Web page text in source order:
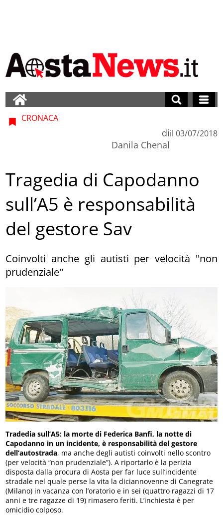
CRONACA
di
Danila Chenal
il 03/07/2018
Tragedia di Capodanno
sull’A5 è responsabilità
del gestore Sav
Coinvolti anche gli autisti per velocità ''non
prudenziale''
Tradedia sull’A5: la morte di Federica Banfi, la notte di
Capodanno in un incidente, è responsabilità del gestore
dell’autostrada, ma anche degli autisti coinvolti nello scontro
(per velocità “non prudenziale”). A riportarlo è la perizia
disposta dalla procura di Aosta per far luce sull’incidente
stradale nel quale perse la vita la diciannovenne di Canegrate
(Milano) in vacanza con l’oratorio e in sei (quattro ragazzi di 17
anni e tre ragazze di 19) rimasero feriti. L’inchiesta è per
omicidio colposo.